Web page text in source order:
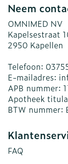
Neem
OMNIMED NV
Kapelsestraat
2950 Kapellen
Telefoon:
E-mailadres:
APB nummer:
Apotheek
BTW nummer:
FAQ